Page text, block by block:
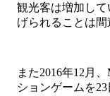
観光客は増加し
げられることは間
また2016年12月
ションゲームを